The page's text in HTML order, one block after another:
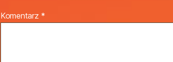
Komentarz *